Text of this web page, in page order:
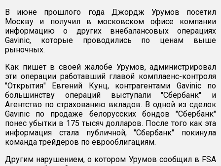
В июне прошлого года Джордж Урумов посетил
Москву и получил в московском офисе компании
информацию о других внебалансовых операциях
Gavinic, которые проводились по ценам выше
рыночных.
Как пишет в своей жалобе Урумов, администрировал
эти операции работавший главой комплаенс-контроля
"Открытия" Евгений Кунц, контрагентами Gavinic по
большинству операций выступали "Сбербанк" и
Агентство по страхованию вкладов. В одной из сделок
Gavinic по продаже белорусских бондов "Сбербанк"
понес убытки в 175 тысяч долларов. После того как эта
информация стала публичной, "Сбербанк" покинула
команда трейдеров по еврооблигациям.
Другим нарушением, о котором Урумов сообщил в FSA